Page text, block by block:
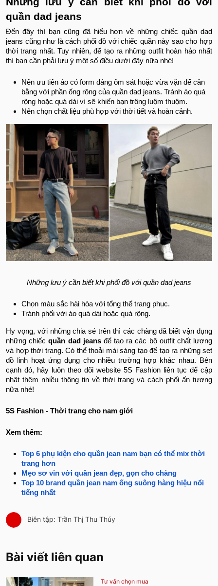
quần dad jeans
Đến đây thì bạn cũng đã hiểu hơn về những chiếc quần dad
jeans cũng như là cách phối đồ với chiếc quần này sao cho hợp
thời trang nhất. Tuy nhiên, để tạo ra những outfit hoàn hảo nhất
thì bạn cần phải lưu ý một số điều dưới đây nữa nhé!
Nên ưu tiên áo có form dáng ôm sát hoặc vừa vặn để cân
bằng với phần ống rộng của quần dad jeans. Tránh áo quá
rộng hoặc quá dài vì sẽ khiến bạn trông luộm thuộm.
Nên chọn chất liệu phù hợp với thời tiết và hoàn cảnh.
Những lưu ý cần biết khi phối đồ với quần dad jeans
Chọn màu sắc hài hòa với tổng thể trang phục.
Tránh phối với áo quá dài hoặc quá rộng.
Hy vọng, với những chia sẻ trên thì các chàng đã biết vận dụng
những chiếcquần dad jeansđể tạo ra các bộ outfit chất lượng
và hợp thời trang. Có thể thoải mái sáng tạo để tạo ra những set
đồ linh hoạt ứng dụng cho nhiều trường hợp khác nhau. Bên
cạnh đó, hãy luôn theo dõi website 5S Fashion liên tục để cập
nhật thêm nhiều thông tin về thời trang và cách phối ấn tượng
nữa nhé!
5S Fashion - Thời trang cho nam giới
Xem thêm:
Top 6 phụ kiện cho quần jean nam bạn có thể mix thời
trang hơn
Mẹo sơ vin với quần jean đẹp, gọn cho chàng
Top 10 brand quần jean nam ống suông hàng hiệu nổi
tiếng nhất
Biên tập: Trần Thị Thu Thúy
Bài viết liên quan
Tư vấn chọn mua